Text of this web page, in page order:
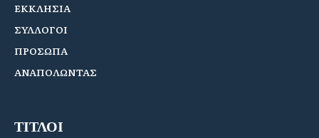
ΕΚΚΛΗΣΙΑ
ΣΥΛΛΟΓΟΙ
ΠΡΟΣΩΠΑ
ΑΝΑΠΟΛΩΝΤΑΣ
ΤΙΤΛΟΙ